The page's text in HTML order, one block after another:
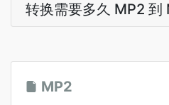
转换需要多久 MP2 到
MP2